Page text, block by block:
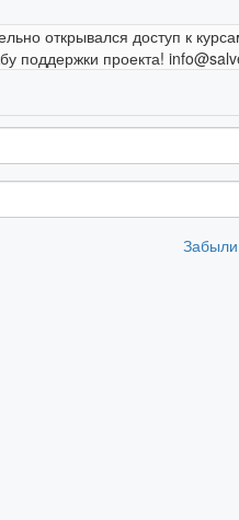
открывался доступ к
поддержки проекта!